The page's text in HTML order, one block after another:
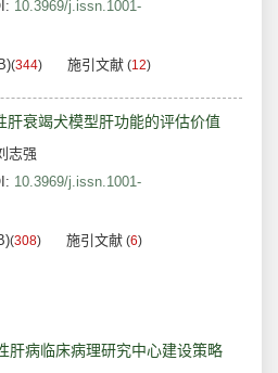
10.3969/j.issn.1001-
(344) 施引文献 (12)
肝衰竭犬模型肝功能的评估价值
志强
10.3969/j.issn.1001-
(308) 施引文献 (6)
肝病临床病理研究中心建设策略